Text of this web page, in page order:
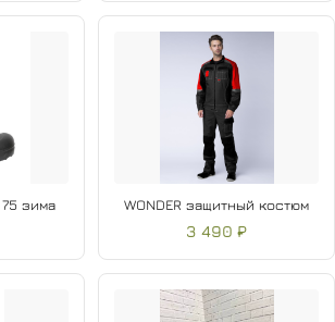
зима WONDER защитный костюм
3 490 ₽